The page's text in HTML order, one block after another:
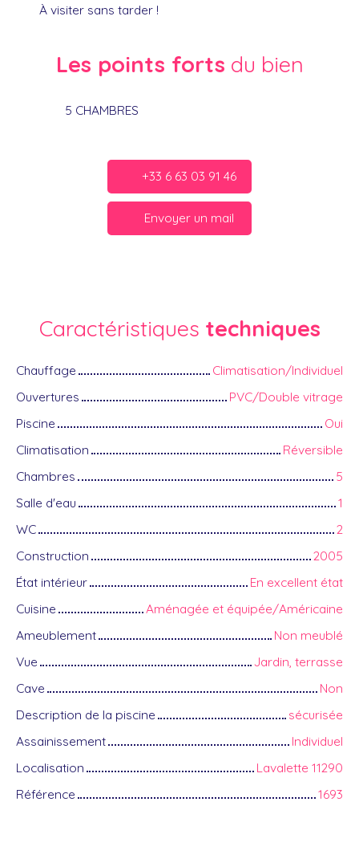
À visiter sans tarder !
Les points forts du bien
5 CHAMBRES
+33 6 63 03 91 46
Envoyer un mail
Caractéristiques techniques
Chauffage
Climatisation/Individuel
Ouvertures
PVC/Double vitrage
Piscine
Oui
Climatisation
Réversible
Chambres
5
Salle d'eau
1
WC
2
Construction
2005
État intérieur
En excellent état
Cuisine
Aménagée et équipée/Américaine
Ameublement
Non meublé
Vue
Jardin, terrasse
Cave
Non
Description de la piscine
sécurisée
Assainissement
Individuel
Localisation
Lavalette 11290
Référence
1693